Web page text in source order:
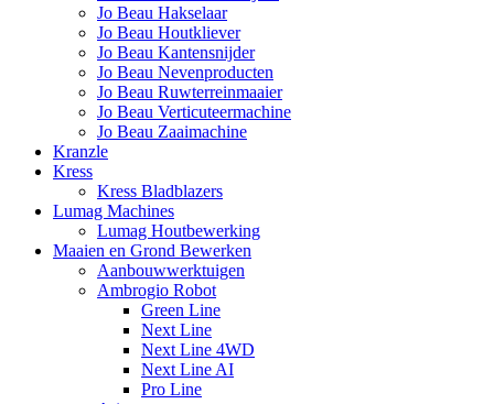
Jo Beau Hakselaar
Jo Beau Houtkliever
Jo Beau Kantensnijder
Jo Beau Nevenproducten
Jo Beau Ruwterreinmaaier
Jo Beau Verticuteermachine
Jo Beau Zaaimachine
Kranzle
Kress
Kress Bladblazers
Lumag Machines
Lumag Houtbewerking
Maaien en Grond Bewerken
Aanbouwwerktuigen
Ambrogio Robot
Green Line
Next Line
Next Line 4WD
Next Line AI
Pro Line